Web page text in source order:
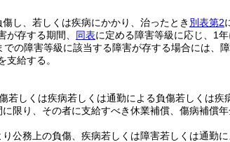
し、若しくは疾病にかかり、治ったとき 別表第2
存する期間、 同表に定める障害等級に応じ、1
の障害等級に該当する障害が存する場合には、障
支給する。
しくは疾病若しくは通勤による負傷若しくは疾
限り、その者に支給すべき休業補償、傷病補償
公務上の負傷、疾病若しくは障害若しくは通勤